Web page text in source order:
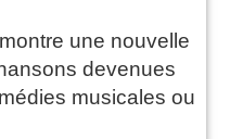
une nouvelle
devenues
musicales ou